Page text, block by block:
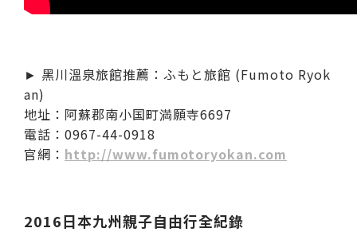
► 黑川溫泉旅館推薦：ふもと旅館 (Fumoto Ryok
an)
地址：阿蘇郡南小国町満願寺6697
電話：0967-44-0918
官網： http://www.fumotoryokan.com
2016日本九州親子自由行全紀錄